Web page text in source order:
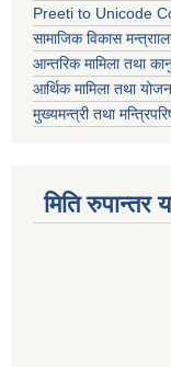
Preeti to Unicode
सामाजिक विकास
आन्तरिक मामिला तथा
आर्थिक मामिला तथा
मुख्यमन्त्री तथा
मिति रुपान्तर